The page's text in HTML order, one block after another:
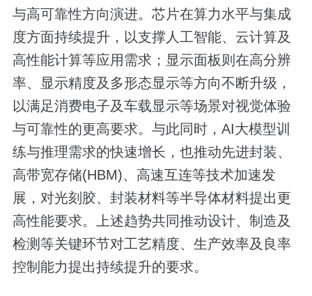
与高可靠性方向演进。芯片在算力水平与集成
度方面持续提升，以支撑人工智能、云计算及
高性能计算等应用需求；显示面板则在高分辨
率、显示精度及多形态显示等方向不断升级，
以满足消费电子及车载显示等场景对视觉体验
与可靠性的更高要求。与此同时，AI大模型训
练与推理需求的快速增长，也推动先进封装、
高带宽存储(HBM)、高速互连等技术加速发
展，对光刻胶、封装材料等半导体材料提出更
高性能要求。上述趋势共同推动设计、制造及
检测等关键环节对工艺精度、生产效率及良率
控制能力提出持续提升的要求。